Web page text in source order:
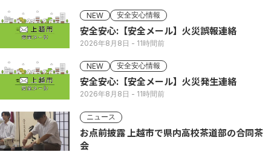
NEW 安全安心情報
安全安心:【安全メール】火災誤報連絡
2026年8月8日 - 11時間前
NEW 安全安心情報
安全安心:【安全メール】火災発生連絡
2026年8月8日 - 11時間前
ニュース
お点前披露 上越市で県内高校茶道部の合同茶
会